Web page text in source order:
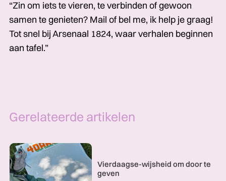
“Zin om iets te vieren, te verbinden of gewoon
samen te genieten? Mail of bel me, ik help je graag!
Tot snel bij Arsenaal 1824, waar verhalen beginnen
aan tafel.”
Gerelateerde artikelen
Vierdaagse-wijsheid om door te
geven